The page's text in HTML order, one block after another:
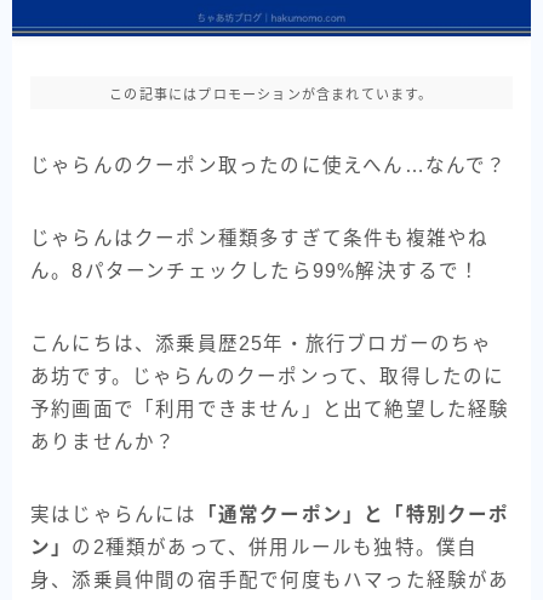
この記事にはプロモーションが含まれています。
じゃらんのクーポン取ったのに使えへん…なんで？
じゃらんはクーポン種類多すぎて条件も複雑やね
ん。8パターンチェックしたら99%解決するで！
こんにちは、添乗員歴25年・旅行ブロガーのちゃ
あ坊です。じゃらんのクーポンって、取得したのに
予約画面で「利用できません」と出て絶望した経験
ありませんか？
実はじゃらんには
「通常クーポン」と「特別クーポ
ン」 の2種類があって、併用ルールも独特。僕自
身、添乗員仲間の宿手配で何度もハマった経験があ